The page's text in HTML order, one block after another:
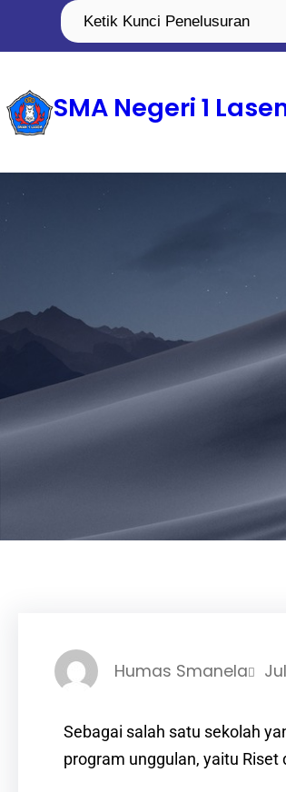
SMA Negeri 1
Humas Smanela
Sebagai salah satu sekolah
program unggulan, yaitu Riset